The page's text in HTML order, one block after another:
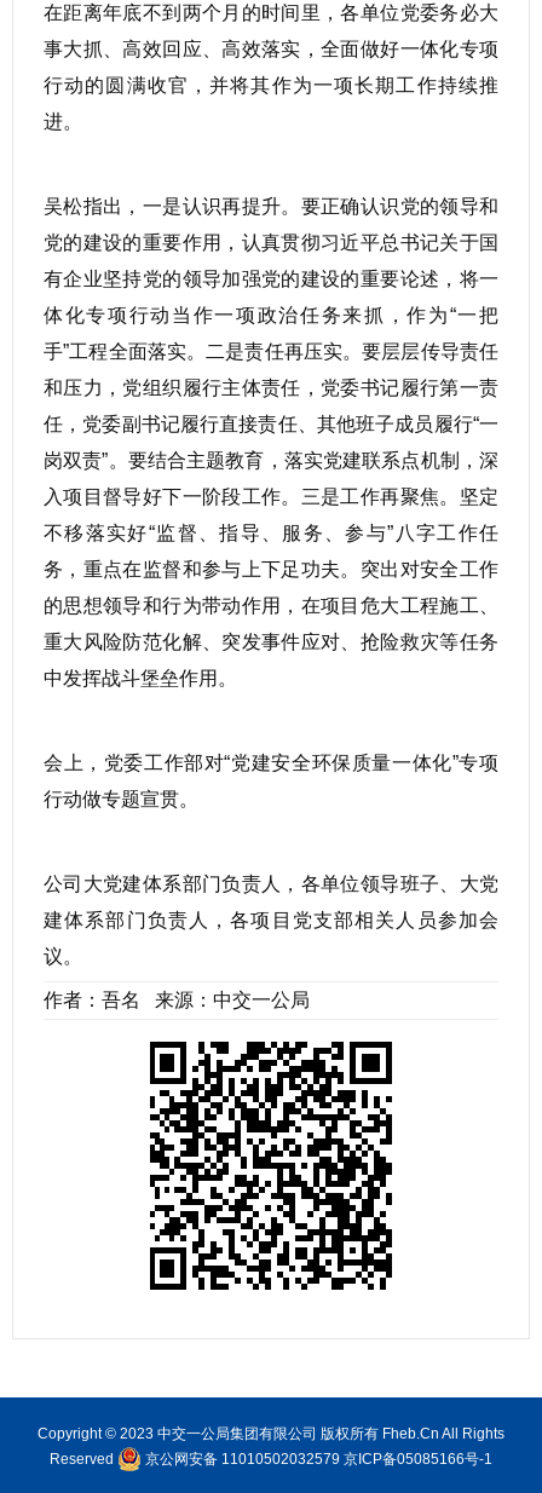
在距离年底不到两个月的时间里，各单位党委务必大
事大抓、高效回应、高效落实，全面做好一体化专项
行动的圆满收官，并将其作为一项长期工作持续推
进。
吴松指出，一是认识再提升。要正确认识党的领导和
党的建设的重要作用，认真贯彻习近平总书记关于国
有企业坚持党的领导加强党的建设的重要论述，将一
体化专项行动当作一项政治任务来抓，作为“一把
手”工程全面落实。二是责任再压实。要层层传导责任
和压力，党组织履行主体责任，党委书记履行第一责
任，党委副书记履行直接责任、其他班子成员履行“一
岗双责”。要结合主题教育，落实党建联系点机制，深
入项目督导好下一阶段工作。三是工作再聚焦。坚定
不移落实好“监督、指导、服务、参与”八字工作任
务，重点在监督和参与上下足功夫。突出对安全工作
的思想领导和行为带动作用，在项目危大工程施工、
重大风险防范化解、突发事件应对、抢险救灾等任务
中发挥战斗堡垒作用。
会上，党委工作部对“党建安全环保质量一体化”专项
行动做专题宣贯。
公司大党建体系部门负责人，各单位领导班子、大党
建体系部门负责人，各项目党支部相关人员参加会
议。
作者：吾名 来源：中交一公局
Copyright © 2023 中交一公局集团有限公司 版权所有 Fheb.Cn All Rights
Reserved
京公网安备 11010502032579 京ICP备05085166号-1